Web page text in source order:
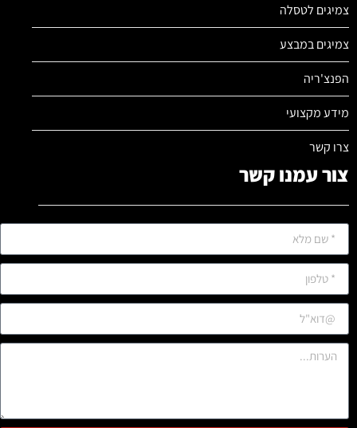
צמיגים לטסלה
צמיגים במבצע
הפנצ'ריה
מידע מקצועי
צרו קשר
צור עמנו קשר